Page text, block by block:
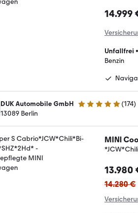
14.999
Unfallfrei •
Benzin
DUK Automobile GmbH 4.9 Sterne (174)
13089 Berlin
MINI
13.980
14.280 €